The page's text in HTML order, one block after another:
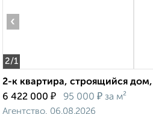
2/1
‹
2-к квартира, строящийся
6 422 000 ₽ 95 000 ₽ за м²
Агентство, 06.08.2026